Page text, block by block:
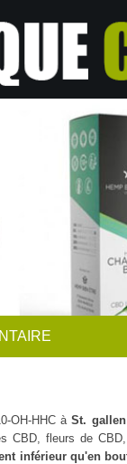
OH-HHC àSt. gallen
CBD, fleurs de
inférieur qu'en